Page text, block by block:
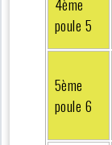
poule 5
5ème
poule 6